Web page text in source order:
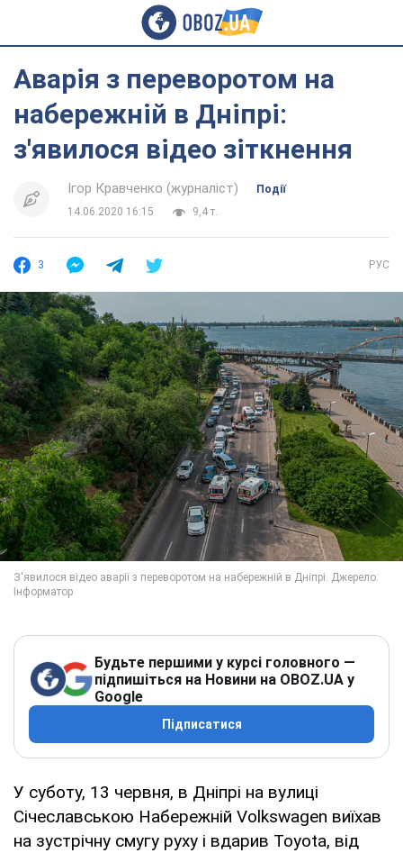
Аварія з переворотом на
набережній в Дніпрі:
з'явилося відео зіткнення
Ігор Кравченко (журналіст)
Події
14.06.2020 16:15
9,4 т.
3 РУС
Будьте першими у курсі головного —
підпишіться на Новини на OBOZ.UA у
Google
Підписатися
У суботу, 13 червня, в Дніпрі на вулиці
Січеславською Набережній Volkswagen виїхав
на зустрічну смугу руху і вдарив Toyota, від